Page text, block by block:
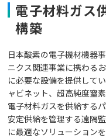
電子材料ガス
構築
日本酸素の電子機材機器
ニクス関連事業に携わる
に必要な設備を提供して
ャビネット、超高純度窒
電子材料ガスを供給する
安定供給を管理する遠隔
に最適なソリューションを